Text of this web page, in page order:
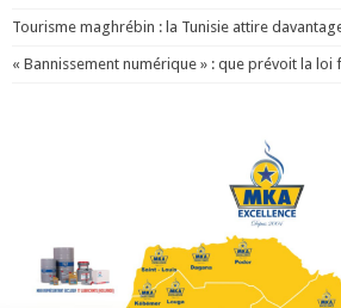
Tourisme maghrébin : la Tunisie attire
« Bannissement numérique » : que prévoit la loi